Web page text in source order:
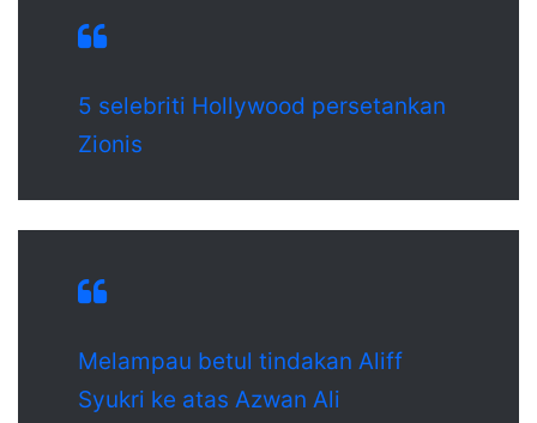
5 selebriti Hollywood persetankan
Zionis
Melampau betul tindakan Aliff
Syukri ke atas Azwan Ali